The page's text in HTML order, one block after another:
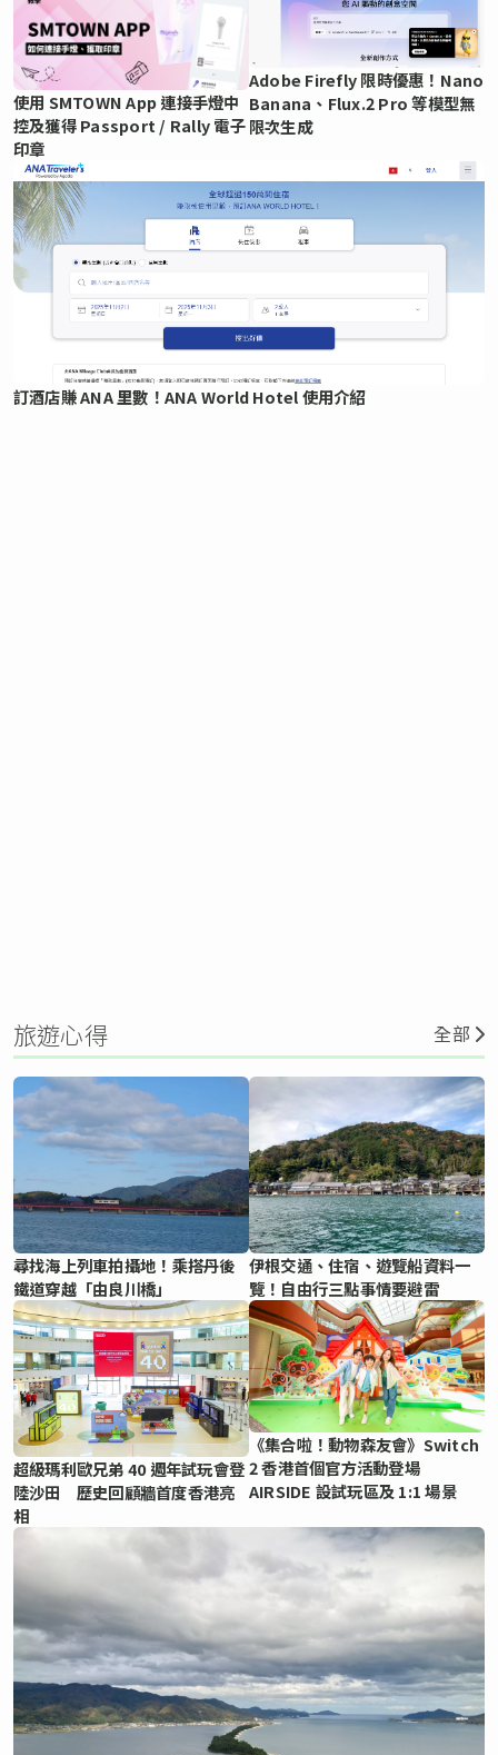
使用 SMTOWN App 連接手燈中
控及獲得 Passport / Rally 電子
印章
Adobe Firefly 限時優惠！Nano
Banana、Flux.2 Pro 等模型無
限次生成
訂酒店賺 ANA 里數！ANA World Hotel 使用介紹
旅遊心得 全部
尋找海上列車拍攝地！乘搭丹後
鐵道穿越「由良川橋」
伊根交通、住宿、遊覽船資料一
覽！自由行三點事情要避雷
超級瑪利歐兄弟 40 週年試玩會登
陸沙田 歷史回顧牆首度香港亮
相
《集合啦！動物森友會》Switch
2 香港首個官方活動登場
AIRSIDE 設試玩區及 1:1 場景